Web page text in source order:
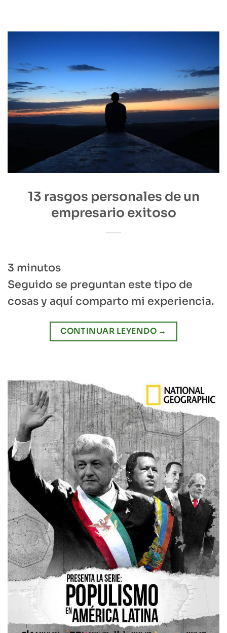
13 rasgos personales de un
empresario exitoso
3 minutos
Seguido se preguntan este tipo de
cosas y aquí comparto mi experiencia.
CONTINUAR LEYENDO →